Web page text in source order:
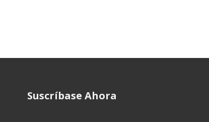
Suscríbase Ahora